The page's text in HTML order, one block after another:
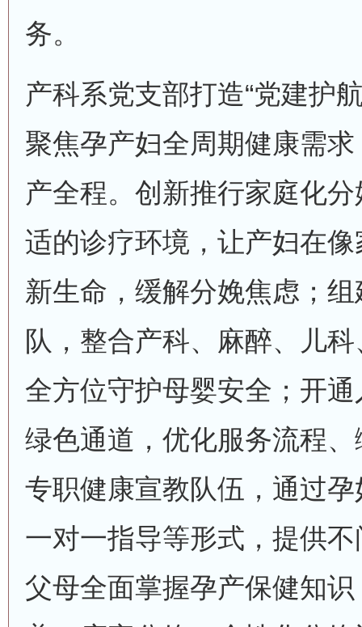
务。
产科系党支部打造“党建护
聚焦孕产妇全周期健康需
产全程。创新推行家庭化
适的诊疗环境，让产妇在
新生命，缓解分娩焦虑；
队，整合产科、麻醉、儿
全方位守护母婴安全；开
绿色通道，优化服务流程
专职健康宣教队伍，通过
一对一指导等形式，提供
父母全面掌握孕产保健知